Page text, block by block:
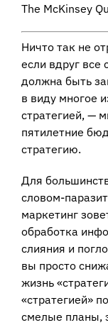
The McKinsey
Ничто так не
если вдруг все
должна быть
в виду многое
стратегией, —
пятилетние
стратегию.
Для
словом-
маркетинг
обработка
слияния и
вы просто
жизнь
«стратегией»
смелые планы,